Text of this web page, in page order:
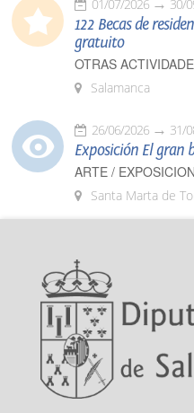
01/07/2026 30/
122 Becas de
gratuito
OTRAS
Salamanca
26/06/2026 31/
Exposición El gran
ARTE /
Santa Marta de